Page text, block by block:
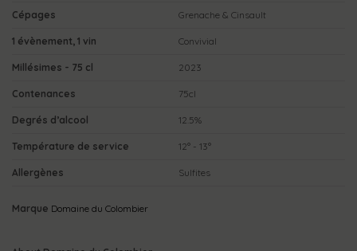
Cépages Grenache & Cinsault
1 évènement, 1 vin Convivial
Millésimes - 75 cl 2023
Contenances 75cl
Degrés d’alcool 12.5%
Température de service 12° - 13°
Allergènes Sulfites
Marque Domaine du Colombier